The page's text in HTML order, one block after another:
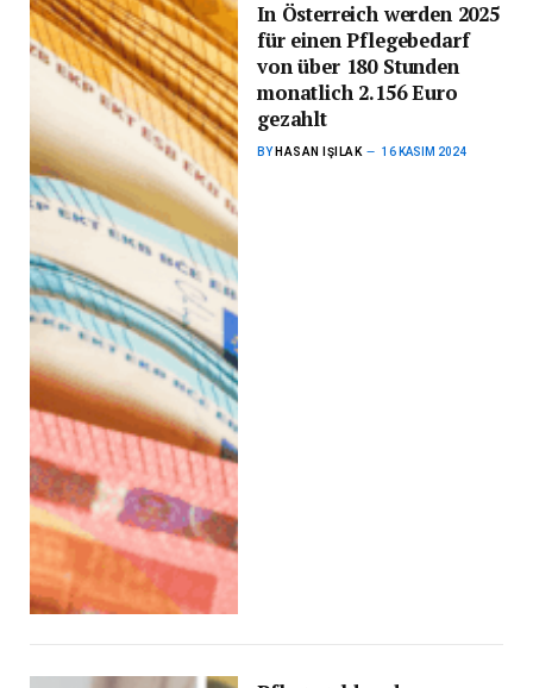
In Österreich werden 2025
für einen Pflegebedarf
von über 180 Stunden
monatlich 2.156 Euro
gezahlt
BY HASAN IŞILAK 16 KASIM 2024